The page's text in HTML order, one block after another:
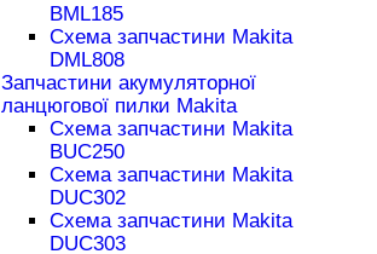
BML185
Схема запчастини Makita
DML808
Запчастини акумуляторної
ланцюгової пилки Makita
Схема запчастини Makita
BUC250
Схема запчастини Makita
DUC302
Схема запчастини Makita
DUC303